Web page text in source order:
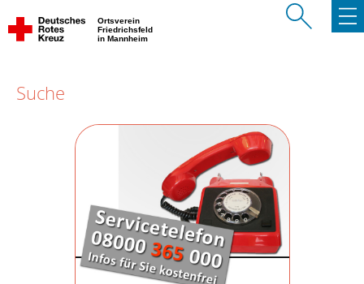
Ortsverein
Friedrichsfeld
in Mannheim
Suche